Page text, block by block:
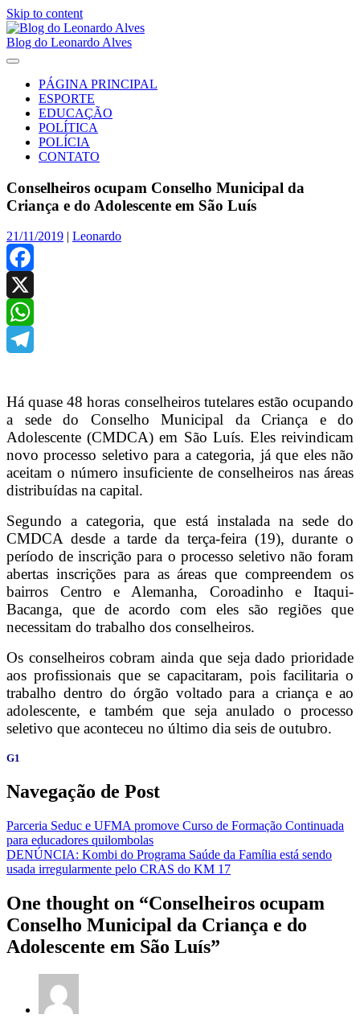
Skip to content
Blog do Leonardo Alves
PÁGINA PRINCIPAL
ESPORTE
EDUCAÇÃO
POLÍTICA
POLÍCIA
CONTATO
Conselheiros ocupam Conselho Municipal da
Criança e do Adolescente em São Luís
21/11/2019 | Leonardo
Facebook
X
WhatsApp
Há quase 48 horas conselheiros tutelares estão ocupando
a sede do Conselho Municipal da Criança e do
Adolescente (CMDCA) em São Luís. Eles reivindicam
novo processo seletivo para a categoria, já que eles não
aceitam o número insuficiente de conselheiros nas áreas
distribuídas na capital.
Segundo a categoria, que está instalada na sede do
CMDCA desde a tarde da terça-feira (19), durante o
período de inscrição para o processo seletivo não foram
abertas inscrições para as áreas que compreendem os
bairros Centro e Alemanha, Coroadinho e Itaqui-
Bacanga, que de acordo com eles são regiões que
necessitam do trabalho dos conselheiros.
Os conselheiros cobram ainda que seja dado prioridade
aos profissionais que se capacitaram, pois facilitaria o
trabalho dentro do órgão voltado para a criança e ao
adolescente, e também que seja anulado o processo
seletivo que aconteceu no último dia seis de outubro.
G1
Navegação de Post
Parceria Seduc e UFMA promove Curso de Formação Continuada
para educadores quilombolas
DENÚNCIA: Kombi do Programa Saúde da Família está sendo
usada irregularmente pelo CRAS do KM 17
One thought on “Conselheiros ocupam
Conselho Municipal da Criança e do
Adolescente em São Luís”